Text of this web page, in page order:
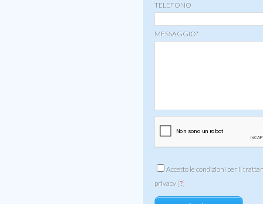
TELEFONO
MESSAGGIO*
Accetto le condizioni per il
privacy [?]